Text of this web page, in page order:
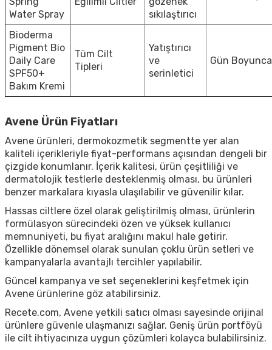
Water Spray
sıkılaştırıcı
Bioderma
Pigment Bio
Daily Care
SPF50+
Bakım Kremi
Tüm Cilt
Tipleri
Yatıştırıcı
ve
serinletici
Gün Boyunca
Avene Ürün Fiyatları
Avene ürünleri, dermokozmetik segmentte yer alan
kaliteli içerikleriyle fiyat-performans açısından dengeli bir
çizgide konumlanır. İçerik kalitesi, ürün çeşitliliği ve
dermatolojik testlerle desteklenmiş olması, bu ürünleri
benzer markalara kıyasla ulaşılabilir ve güvenilir kılar.
Hassas ciltlere özel olarak geliştirilmiş olması, ürünlerin
formülasyon sürecindeki özen ve yüksek kullanıcı
memnuniyeti, bu fiyat aralığını makul hale getirir.
Özellikle dönemsel olarak sunulan çoklu ürün setleri ve
kampanyalarla avantajlı tercihler yapılabilir.
Güncel kampanya ve set seçeneklerini keşfetmek için
Avene ürünlerine göz atabilirsiniz.
Recete.com, Avene yetkili satıcı olması sayesinde orijinal
ürünlere güvenle ulaşmanızı sağlar. Geniş ürün portföyü
ile cilt ihtiyacınıza uygun çözümleri kolayca bulabilirsiniz.